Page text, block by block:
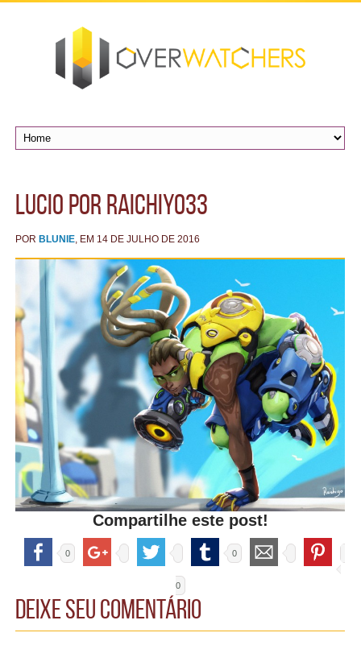
Lucio por Raichiyo33
POR BLUNIE, EM 14 DE JULHO DE 2016
Compartilhe este post!
0 0
0
Deixe seu comentário